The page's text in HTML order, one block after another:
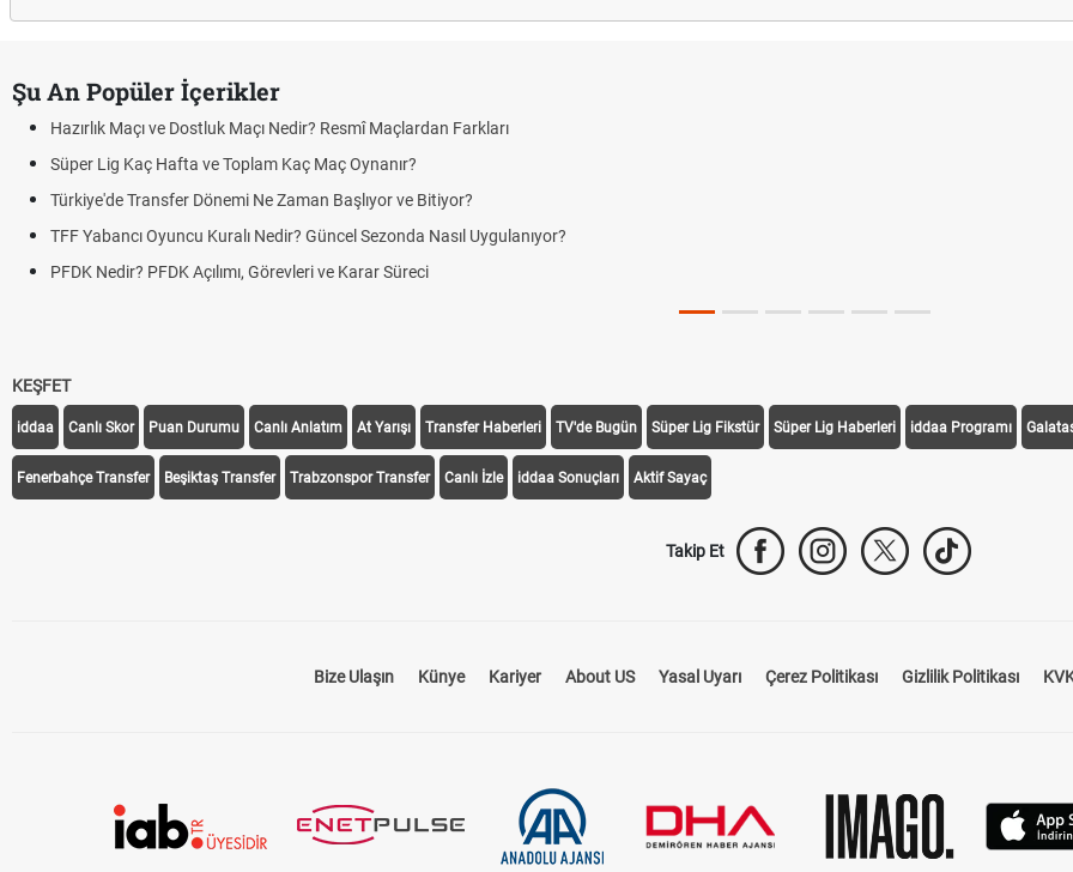
Şu An Popüler İçerikler
ve Dostluk Maçı Nedir? Resmî Maçlardan Farkları
Hafta ve Toplam Kaç Maç Oynanır?
Transfer Dönemi Ne Zaman Başlıyor ve Bitiyor?
Oyuncu Kuralı Nedir? Güncel Sezonda Nasıl Uygulanıyor?
PFDK Açılımı, Görevleri ve Karar Süreci
KEŞFET
iddaa Canlı Skor Puan Durumu Canlı Anlatım At Yarışı Transfer Haberleri TV'de Bugün Süper Lig Fikstür Süper Lig Haberleri iddaa Programı
Fenerbahçe Transfer Beşiktaş Transfer Trabzonspor Transfer Canlı İzle iddaa Sonuçları Aktif Sayaç
Takip Et
Bize Ulaşın Künye Kariyer About US Yasal Uyarı Çerez Politikası Gizlilik Politikası